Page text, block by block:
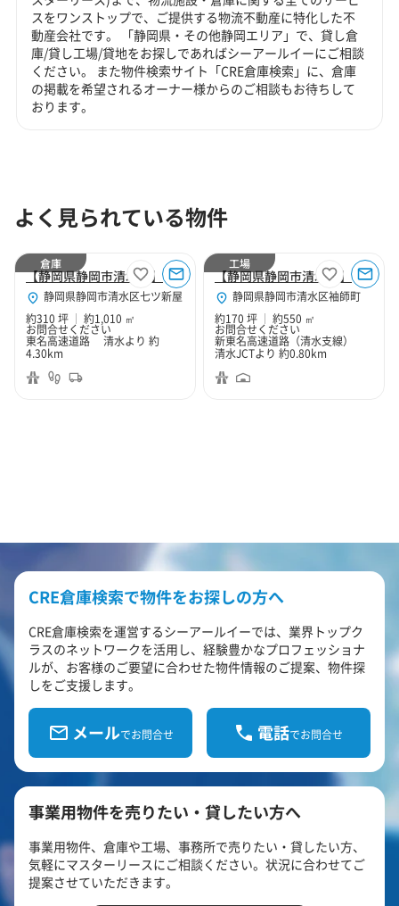
スをワンストップで、ご提供する物流不動産に特化した不
動産会社です。 「静岡県・その他静岡エリア」で、貸し倉
庫/貸し工場/貸地をお探しであればシーアールイーにご相談
ください。 また物件検索サイト「CRE倉庫検索」に、倉庫
の掲載を希望されるオーナー様からのご相談もお待ちして
おります。
よく見られている物件
【静岡県静岡市清水区】静岡市清水区七ツ新屋310坪倉庫
静岡県静岡市清水区七ツ新屋
約310 坪
約1,010 ㎡
お問合せください
東名高速道路 清水より 約
4.30km
倉庫
【静岡県静岡市清水区】静岡市清水区袖師町170坪工場
静岡県静岡市清水区袖師町
約170 坪
約550 ㎡
お問合せください
新東名高速道路（清水支線）
清水JCTより 約0.80km
工場
CRE倉庫検索で物件をお探しの方へ
CRE倉庫検索を運営するシーアールイーでは、業界トップク
ラスのネットワークを活用し、経験豊かなプロフェッショナ
ルが、お客様のご要望に合わせた物件情報のご提案、物件探
しをご支援します。
メールでお問合せ 電話でお問合せ
事業用物件を売りたい・貸したい方へ
事業用物件、倉庫や工場、事務所で売りたい・貸したい方、
気軽にマスターリースにご相談ください。状況に合わせてご
提案させていただきます。